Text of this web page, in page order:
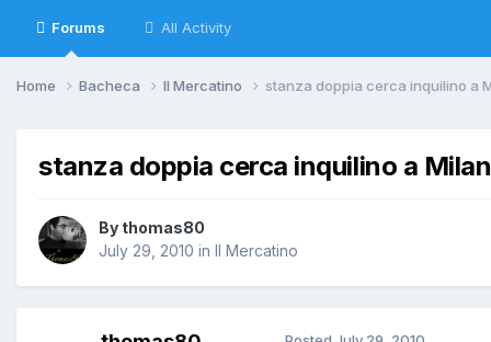
Forums All Activity
Home Bacheca Il Mercatino stanza doppia cerca inquilino a
stanza doppia cerca inquilino a
By thomas80
July 29, 2010 in Il Mercatino